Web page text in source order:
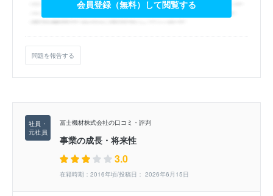
会員登録（無料）して閲覧する
問題を報告する
冨士機材株式会社の口コミ・評判
事業の成長・将来性
3.0
在籍時期：2016年頃/投稿日： 2026年6月15日